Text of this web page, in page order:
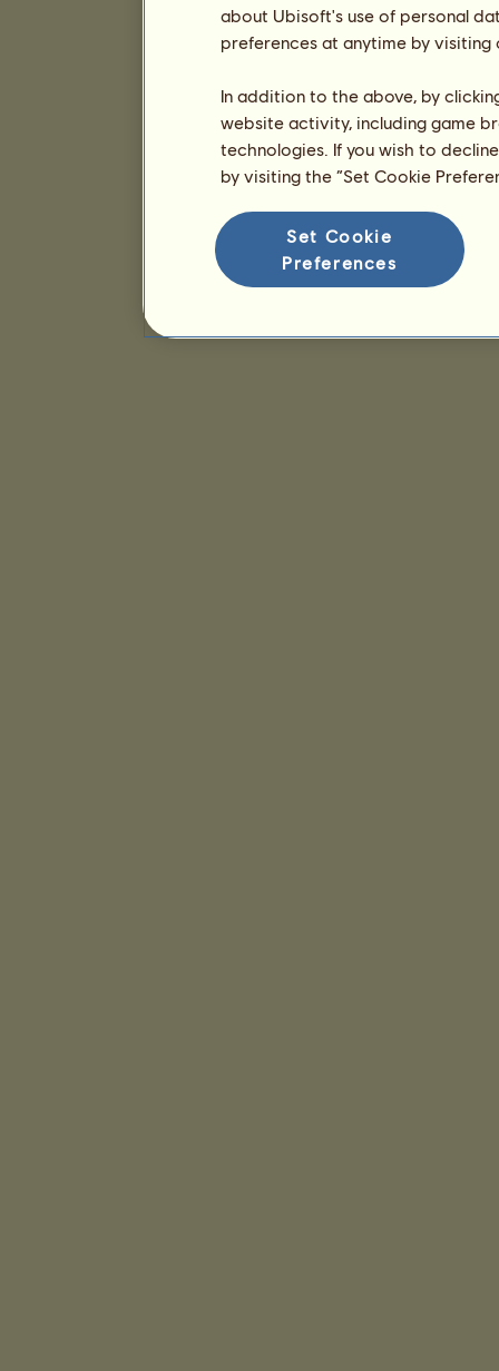
about Ubisoft's use of personal
preferences at anytime by
In addition to the above, by
website activity, including game
technologies. If you wish to
by visiting the “Set Cookie
Set Cookie
Preferences